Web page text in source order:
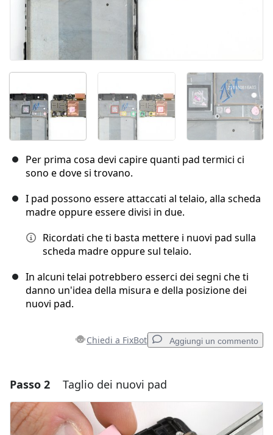
Per prima cosa devi capire quanti pad termici ci
sono e dove si trovano.
I pad possono essere attaccati al telaio, alla scheda
madre oppure essere divisi in due.
Ricordati che ti basta mettere i nuovi pad sulla
scheda madre oppure sul telaio.
In alcuni telai potrebbero esserci dei segni che ti
danno un'idea della misura e della posizione dei
nuovi pad.
Chiedi a FixBot Aggiungi un commento
Aggiungi un commento
Aggiungi Commento
Passo 2 Taglio dei nuovi pad